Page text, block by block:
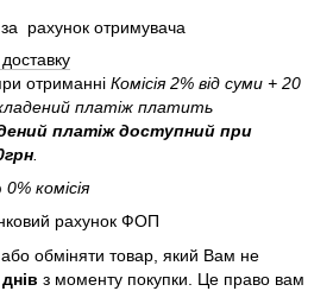
рахунок отримувача
отриманні Комісія 2% від суми + 20
платіж платить
платіж доступний при
0% комісія
рахунок ФОП
або обміняти товар, який Вам не
з моменту покупки. Це право вам